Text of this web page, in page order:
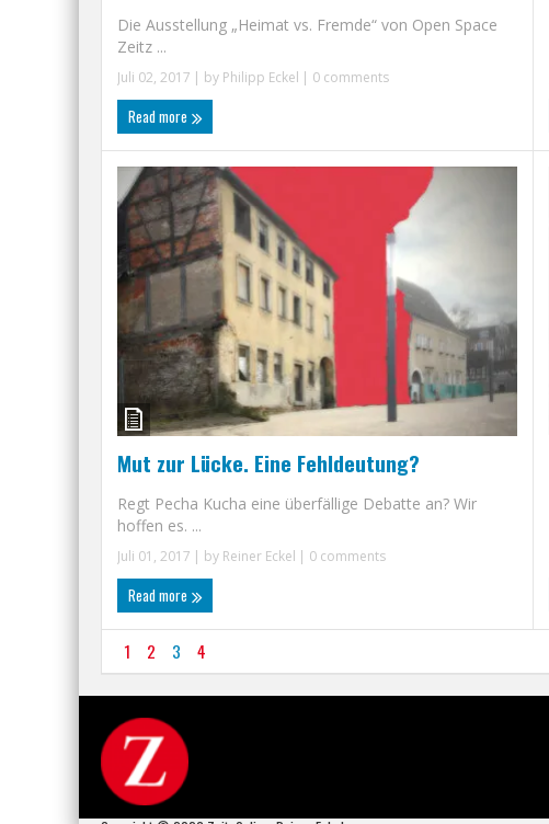
Die Ausstellung „Heimat vs. Fremde“ von Open Space
Zeitz ...
Juli 02, 2017 | by Philipp Eckel | 0 comments
Read more
Mut zur Lücke. Eine Fehldeutung?
Regt Pecha Kucha eine überfällige Debatte an? Wir
hoffen es. ...
Juli 01, 2017 | by Reiner Eckel | 0 comments
Read more
1 2 3 4